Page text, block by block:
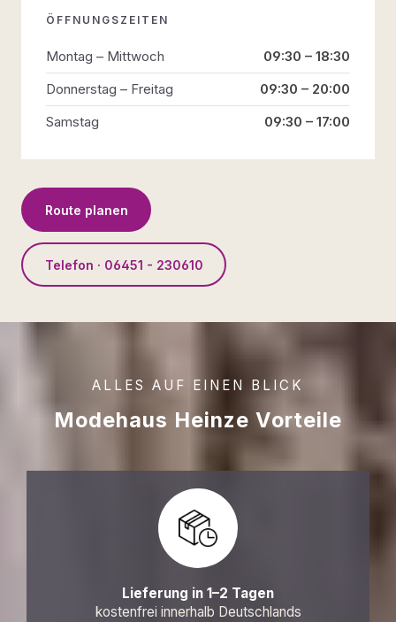
ÖFFNUNGSZEITEN
Montag – Mittwoch
09:30 – 18:30
Donnerstag – Freitag
09:30 – 20:00
Samstag
09:30 – 17:00
Route planen
Telefon · 06451 - 230610
ALLES AUF EINEN BLICK
Modehaus Heinze Vorteile
Lieferung in 1–2 Tagen
kostenfrei innerhalb Deutschlands